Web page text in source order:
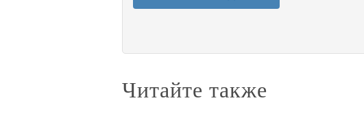
Читайте также